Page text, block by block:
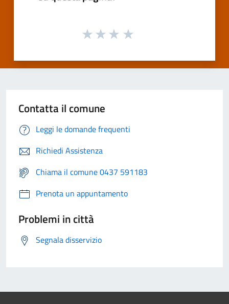
Contatta il comune
Leggi le domande frequenti
Richiedi Assistenza
Chiama il comune 0437 591183
Prenota un appuntamento
Problemi in città
Segnala disservizio